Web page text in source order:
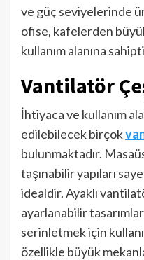
ve güç seviyelerinde
ofise, kafelerden
kullanım alanına
Vantilatör
İhtiyaca ve kullanım
edilebilecek birçok
bulunmaktadır.
taşınabilir yapıları
idealdir. Ayaklı
ayarlanabilir
serinletmek için
özellikle büyük